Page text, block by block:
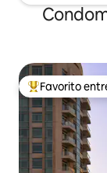
Favorito entre
Favorito